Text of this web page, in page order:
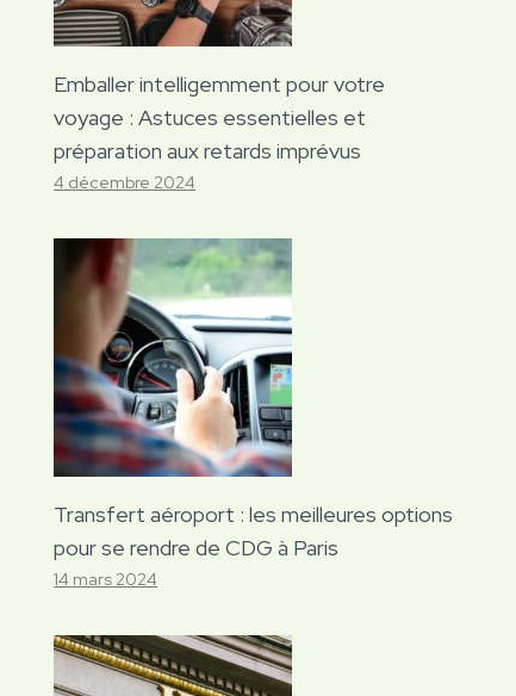
Emballer intelligemment pour votre
voyage : Astuces essentielles et
préparation aux retards imprévus
4 décembre 2024
Transfert aéroport : les meilleures options
pour se rendre de CDG à Paris
14 mars 2024